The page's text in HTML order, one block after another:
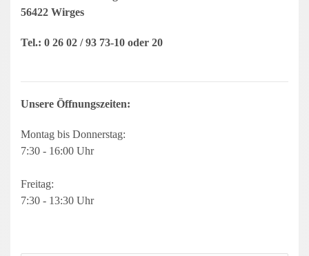
56422 Wirges
Tel.: 0 26 02 / 93 73-10 oder 20
Unsere Öffnungszeiten:
Montag bis Donnerstag:
7:30 - 16:00 Uhr
Freitag:
7:30 - 13:30 Uhr